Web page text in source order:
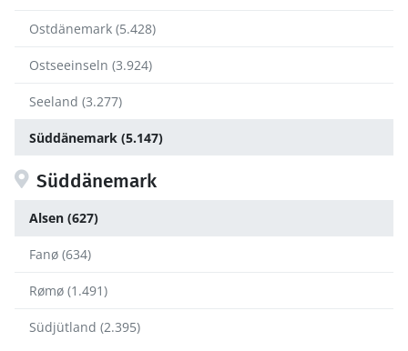
Ostdänemark (5.428)
Ostseeinseln (3.924)
Seeland (3.277)
Süddänemark (5.147)
Süddänemark
Alsen (627)
Fanø (634)
Rømø (1.491)
Südjütland (2.395)